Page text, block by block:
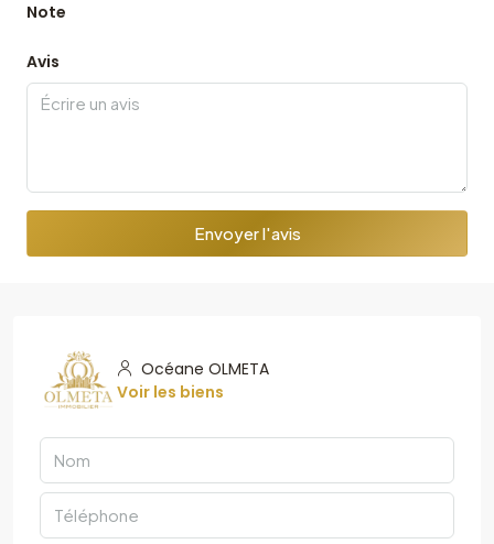
Note
Avis
Envoyer l'avis
Océane OLMETA
Voir les biens